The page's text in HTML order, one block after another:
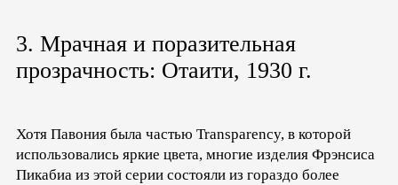
3. Мрачная и поразительная
прозрачность: Отаити, 1930 г.
Хотя Павония была частью Transparency, в которой
использовались яркие цвета, многие изделия Фрэнсиса
Пикабиа из этой серии состояли из гораздо более